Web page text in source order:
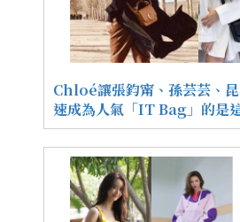
Chloé讓張鈞甯、孫芸芸、
速成為人氣「IT Bag」的是